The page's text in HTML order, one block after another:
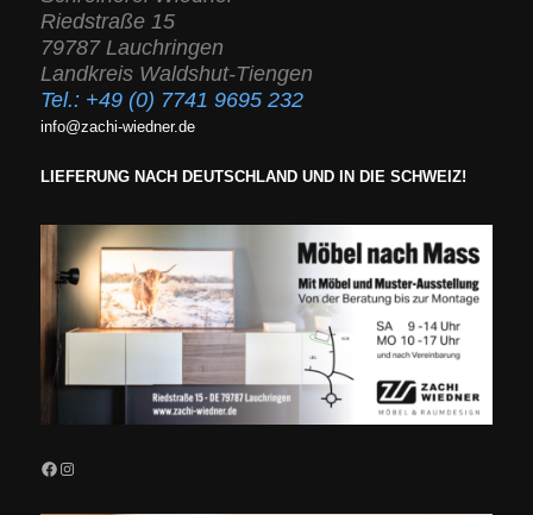
Riedstraße 15
79787 Lauchringen
Landkreis Waldshut-Tiengen
Tel.: +49 (0) 7741 9695 232
info@zachi-wiedner.de
LIEFERUNG NACH DEUTSCHLAND UND IN DIE SCHWEIZ!
Facebook
Instagram